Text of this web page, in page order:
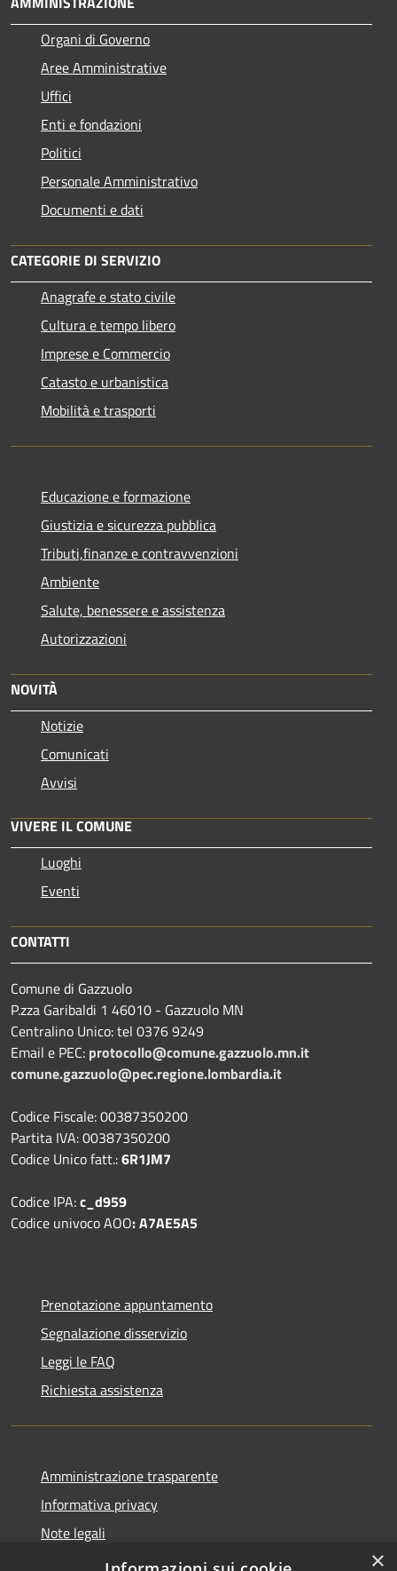
Organi di Governo
Aree Amministrative
Uffici
Enti e fondazioni
Politici
Personale Amministrativo
Documenti e dati
CATEGORIE DI SERVIZIO
Anagrafe e stato civile
Cultura e tempo libero
Imprese e Commercio
Catasto e urbanistica
Mobilità e trasporti
Educazione e formazione
Giustizia e sicurezza pubblica
Tributi,finanze e contravvenzioni
Ambiente
Salute, benessere e assistenza
Autorizzazioni
NOVITÀ
Notizie
Comunicati
Avvisi
VIVERE IL COMUNE
Luoghi
Eventi
CONTATTI
Comune di Gazzuolo
P.zza Garibaldi 1 46010 - Gazzuolo MN
Centralino Unico: tel 0376 9249
Email e PEC: protocollo@comune.gazzuolo.mn.it
comune.gazzuolo@pec.regione.lombardia.it
Codice Fiscale: 00387350200
Partita IVA: 00387350200
Codice Unico fatt.:6R1JM7
Codice IPA:c_d959
Codice univoco AOO: A7AE5A5
Prenotazione appuntamento
Segnalazione disservizio
Leggi le FAQ
Richiesta assistenza
Amministrazione trasparente
Informativa privacy
Note legali
Dichiarazione di accessibilità
×